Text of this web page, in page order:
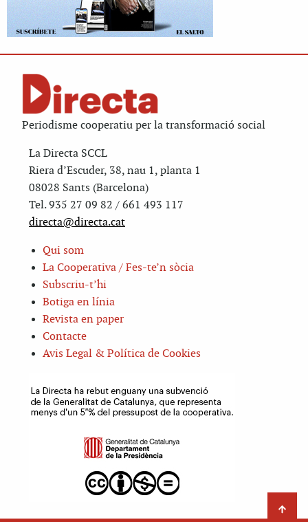
Periodisme cooperatiu per la transformació social
La Directa SCCL
Riera d’Escuder, 38, nau 1, planta 1
08028 Sants (Barcelona)
Tel. 935 27 09 82 / 661 493 117
directa@directa.cat
Qui som
La Cooperativa / Fes-te’n sòcia
Subscriu-t’hi
Botiga en línia
Revista en paper
Contacte
Avis Legal & Política de Cookies